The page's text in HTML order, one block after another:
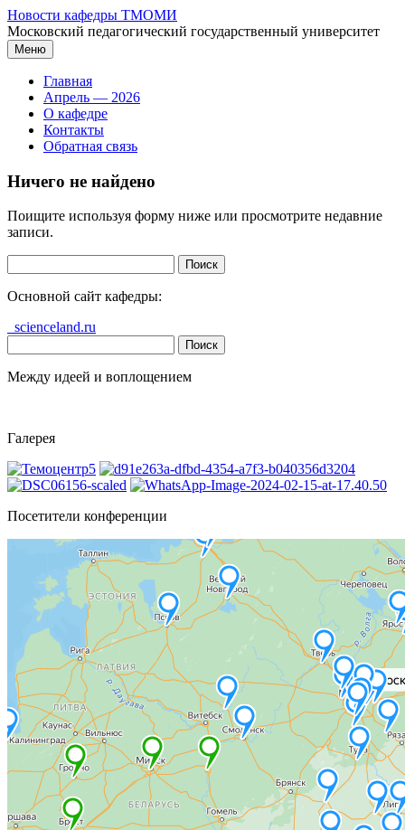
Перейти
к
содержимому
Новости кафедры ТМОМИ
Московский педагогический государственный университет
Меню
Главная
Апрель — 2026
О кафедре
Контакты
Обратная связь
Ничего не найдено
Поищите используя форму ниже или просмотрите недавние
записи.
Основной сайт кафедры:
scienceland.ru
Между идеей и воплощением
Галерея
Посетители конференции